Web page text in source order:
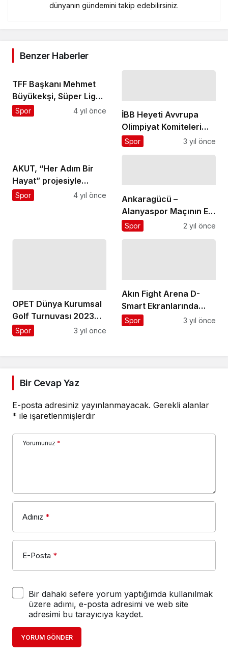
dünyanın gündemini takip edebilirsiniz.
Benzer Haberler
TFF Başkanı Mehmet
Büyükekşi, Süper Lig
ve VAR hakemleri
Spor 4 yıl önce
İBB Heyeti Avvrupa
Olimpiyat Komiteleri
Toplantısını Katıldı
Spor 3 yıl önce
AKUT, “Her Adım Bir
Hayat” projesiyle
İstanbul Maratonu’nda
Spor 4 yıl önce
Ankaragücü –
Alanyaspor Maçının En
Özel Konukları
Spor 2 yıl önce
OPET Dünya Kurumsal
Golf Turnuvası 2023
Türkiye Finali
Spor 3 yıl önce
Akın Fight Arena D-
Smart Ekranlarında
Muhteşem Maçlarla
Spor 3 yıl önce
Bir Cevap Yaz
E-posta adresiniz yayınlanmayacak. Gerekli alanlar
* ile işaretlenmişlerdir
Yorumunuz *
Adınız *
E-Posta *
Bir dahaki sefere yorum yaptığımda kullanılmak
üzere adımı, e-posta adresimi ve web site
adresimi bu tarayıcıya kaydet.
YORUM GÖNDER